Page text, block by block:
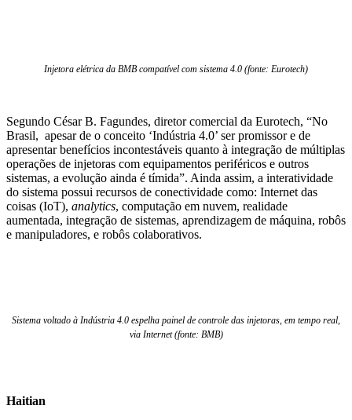
Injetora elétrica da BMB compatível com sistema 4.0 (fonte: Eurotech)
Segundo César B. Fagundes, diretor comercial da Eurotech, “No
Brasil, apesar de o conceito ‘Indústria 4.0’ ser promissor e de
apresentar benefícios incontestáveis quanto à integração de múltiplas
operações de injetoras com equipamentos periféricos e outros
sistemas, a evolução ainda é tímida”. Ainda assim, a interatividade
do sistema possui recursos de conectividade como: Internet das
coisas (IoT), analytics, computação em nuvem, realidade
aumentada, integração de sistemas, aprendizagem de máquina, robôs
e manipuladores, e robôs colaborativos.
Sistema voltado à Indústria 4.0 espelha painel de controle das injetoras, em tempo real,
via Internet (fonte: BMB)
Haitian